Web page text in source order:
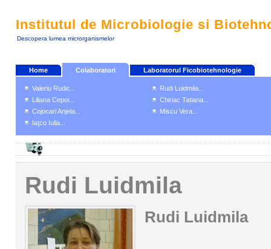
Institutul de Microbiologie si
Descopera lumea microrganismelor
Home Colaboratori Laboratorul Ficobiotehnologie
Valeriu Rudic...
Liliana Cepoi...
Cojocari Anjela...
Rudi Luidmila...
Chiriac Tatiana...
Miscu Vera...
Iaţco Iulia...
Rudi Luidmila
Rudi Luidmila